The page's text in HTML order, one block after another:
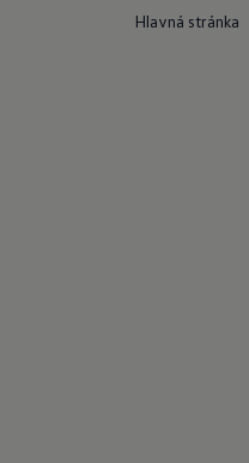
Hlavná stránka